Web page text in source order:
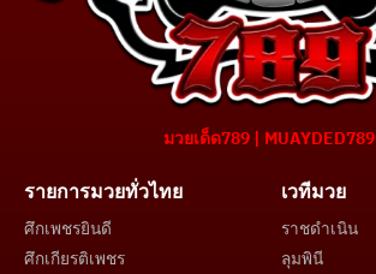
มวยเด็ด789 | MUAYDED789
รายการมวยทั่วไทย
ศึกเพชรยินดี
ศึกเกียรติเพชร
เวทีมวย
ราชดำเนิน
ลุมพินี